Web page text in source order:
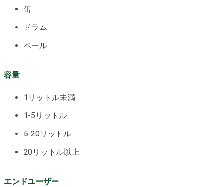
缶
ドラム
ペール
容量
1リットル未満
1-5リットル
5-20リットル
20リットル以上
エンドユーザー